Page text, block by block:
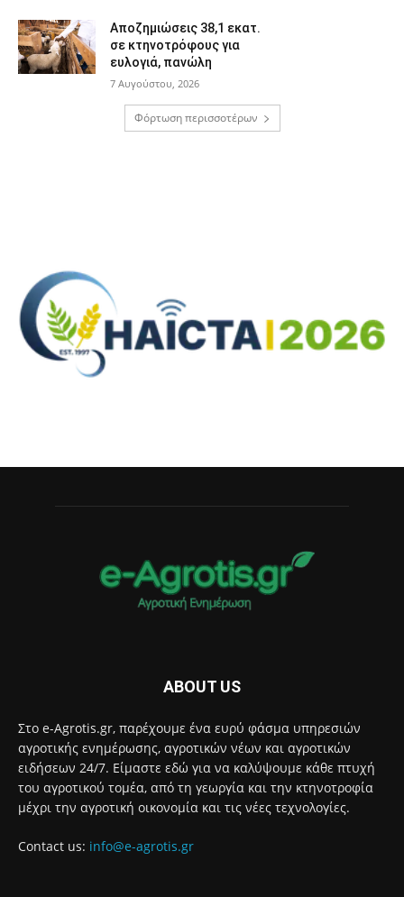
Αποζημιώσεις 38,1 εκατ.
σε κτηνοτρόφους για
ευλογιά, πανώλη
7 Αυγούστου, 2026
Φόρτωση περισσοτέρων
ABOUT US
Στο e-Agrotis.gr, παρέχουμε ένα ευρύ φάσμα υπηρεσιών
αγροτικής ενημέρωσης, αγροτικών νέων και αγροτικών
ειδήσεων 24/7. Είμαστε εδώ για να καλύψουμε κάθε πτυχή
του αγροτικού τομέα, από τη γεωργία και την κτηνοτροφία
μέχρι την αγροτική οικονομία και τις νέες τεχνολογίες.
Contact us: info@e-agrotis.gr